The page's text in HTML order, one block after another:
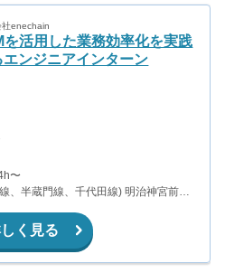
社enechain
を活用した業務効率化を実践
エンジニアインターン
〜
門線、千代田線) 明治神宮前駅
く見る